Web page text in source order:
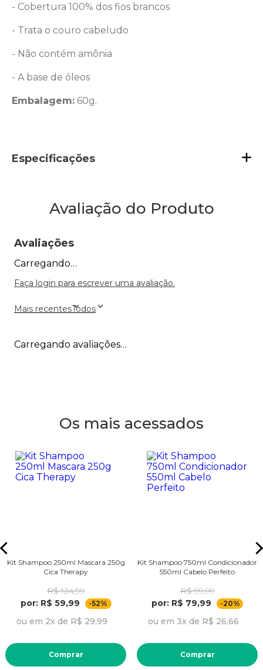
- Cobertura 100% dos fios brancos
- Trata o couro cabeludo
- Não contém amônia
- A base de óleos
Embalagem: 60g.
Especificações
Avaliação do Produto
Avaliações
Carregando…
Faça login para escrever uma avaliação.
Mais recentesTodos
Carregando avaliações…
Os mais acessados
Kit Shampoo 250ml Mascara 250g
Cica Therapy
R$ 124,99
por: R$ 59,99
-52%
ou em 2x de R$ 29,99
Comprar
Kit Shampoo 750ml Condicionador
550ml Cabelo Perfeito
R$ 99,99
por: R$ 79,99
-20%
ou em 3x de R$ 26,66
Comprar